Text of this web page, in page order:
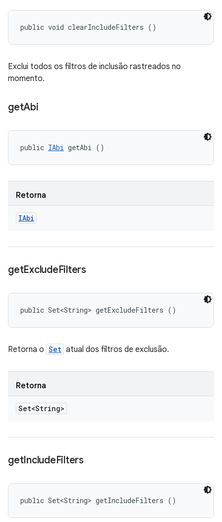
public void clearIncludeFilters ()
Exclui todos os filtros de inclusão rastreados no
momento.
getAbi
public IAbi getAbi ()
Retorna
IAbi
getExcludeFilters
public Set<String> getExcludeFilters ()
Retorna o Set atual dos filtros de exclusão.
Retorna
Set<String>
getIncludeFilters
public Set<String> getIncludeFilters ()